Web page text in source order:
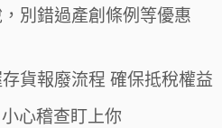
別錯過產創條例等優惠
貨報廢流程 確保抵稅權益
心稽查盯上你